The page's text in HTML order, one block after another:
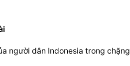
người dân Indonesia trong chặng